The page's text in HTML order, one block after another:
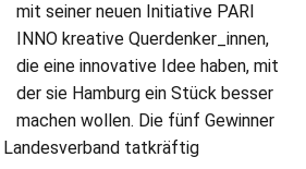
mit seiner neuen Initiative PARI
INNO kreative Querdenker_innen,
die eine innovative Idee haben, mit
der sie Hamburg ein Stück besser
machen wollen. Die fünf Gewinner
Landesverband tatkräftig